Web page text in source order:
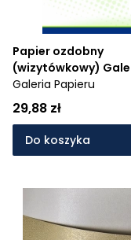
Papier ozdobny
(wizytówkowy)
Papieru galeria
(216717)
Galeria Papieru
29,88 zł
Do koszyka